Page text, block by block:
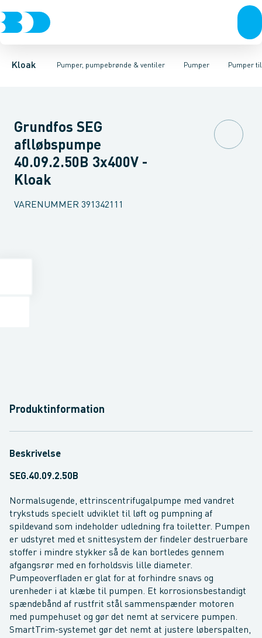
Kloak Pumper, pumpebrønde & ventiler
Rør & fittingsBrøndeBrøndgodsLinjeafvandingTanke,
Pumper
Pumpebrønde til gråt spildevandPumpebrønde til sortPumper
KælderpumperEntreprenør pumperPumper til sort
Grundfos SEG
aflløbspumpe
40.09.2.50B 3x400V -
Kloak
VARENUMMER 391342111
Produktinformation
Beskrivelse
SEG.40.09.2.50B
Normalsugende, ettrinscentrifugalpumpe med vandret
trykstuds specielt udviklet til løft og pumpning af
spildevand som indeholder udledning fra toiletter. Pumpen
er udstyret med et snittesystem der findeler destruerbare
stoffer i mindre stykker så de kan bortledes gennem
afgangsrør med en forholdsvis lille diameter.
Pumpeoverfladen er glat for at forhindre snavs og
urenheder i at klæbe til pumpen. Et korrosionsbestandigt
spændebånd af rustfrit stål sammenspænder motoren
med pumpehuset og gør det nemt at servicere pumpen.
SmartTrim-systemet gør det nemt at justere løberspalten,